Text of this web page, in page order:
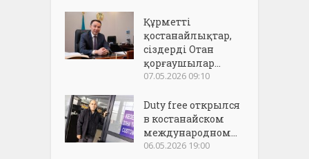
Құрметті
қостанайлықтар,
сіздерді Отан
қорғаушылар...
07.05.2026 09:10
Duty free открылся
в костанайском
международном...
06.05.2026 19:00